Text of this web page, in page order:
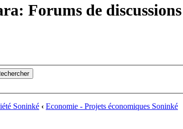
Forums de
Soninké ‹ Economie - Projets économiques Soninké